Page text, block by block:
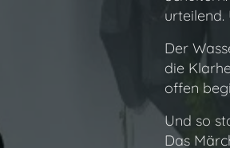
urteilend.
Der
die
offen
Und so
Das